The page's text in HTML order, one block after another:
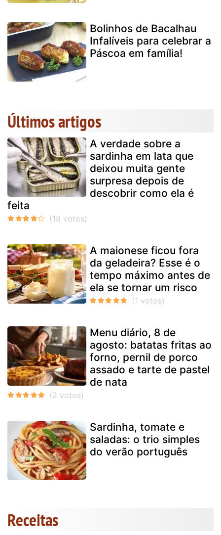
Bolinhos de Bacalhau
Infalíveis para celebrar a
Páscoa em família!
Últimos artigos
A verdade sobre a
sardinha em lata que
deixou muita gente
surpresa depois de
descobrir como ela é
feita
A maionese ficou fora
da geladeira? Esse é o
tempo máximo antes de
ela se tornar um risco
Menu diário, 8 de
agosto: batatas fritas ao
forno, pernil de porco
assado e tarte de pastel
de nata
Sardinha, tomate e
saladas: o trio simples
do verão português
Receitas